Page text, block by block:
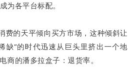
为各平台标配。
费的天平倾向买方市场，这种倾斜让
缺”的时代迅速从巨头里挤出一个地
商的潘多拉盒子：退货率。